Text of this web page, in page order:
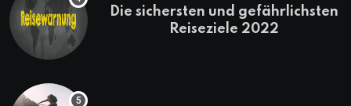
Die sichersten und gefährlichsten
Reiseziele 2022